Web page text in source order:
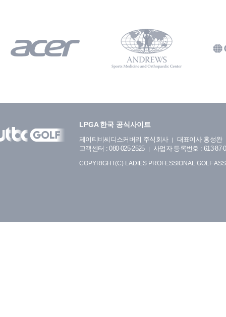
LPGA 한국 공식사이트
제이티비씨디스커버리 주식회사
대표이사 홍성완
고객센터 : 080-025-2525
사업자 등록번호 : 613-87-
COPYRIGHT(C) LADIES PROFESSIONAL GOLF